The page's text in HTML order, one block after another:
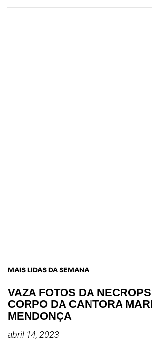
MAIS LIDAS DA SEMANA
VAZA FOTOS DA
CORPO DA CANTORA
MENDONÇA
abril 14, 2023